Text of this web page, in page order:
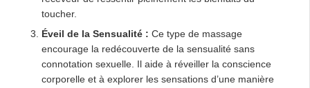
toucher.
Éveil de la Sensualité : Ce type de massage
encourage la redécouverte de la sensualité sans
connotation sexuelle. Il aide à réveiller la conscience
corporelle et à explorer les sensations d’une manière